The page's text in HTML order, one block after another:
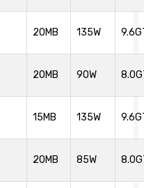
20MB 135W
20MB 90W
15MB 135W
20MB 85W